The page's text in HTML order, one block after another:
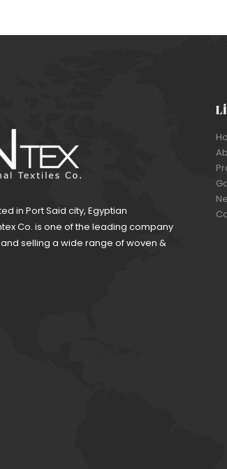
in Port Said city, Egyptian
Co. is one of the leading company
selling a wide range of woven &